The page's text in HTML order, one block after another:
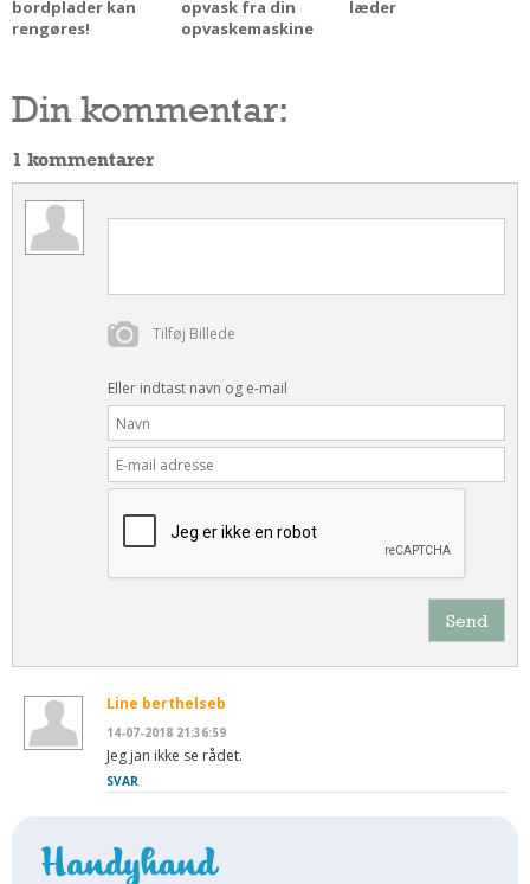
bordplader kan
rengøres!
opvask fra din
opvaskemaskine
læder
Din kommentar:
1 kommentarer
Tilføj Billede
Eller indtast navn og e-mail
Send
Line berthelseb
14-07-2018 21:36:59
Jeg jan ikke se rådet.
SVAR